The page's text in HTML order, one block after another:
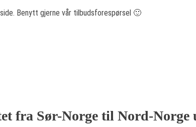
Benytt gjerne vår tilbudsforespørsel 🙂
fra Sør-Norge til Nord-Norge